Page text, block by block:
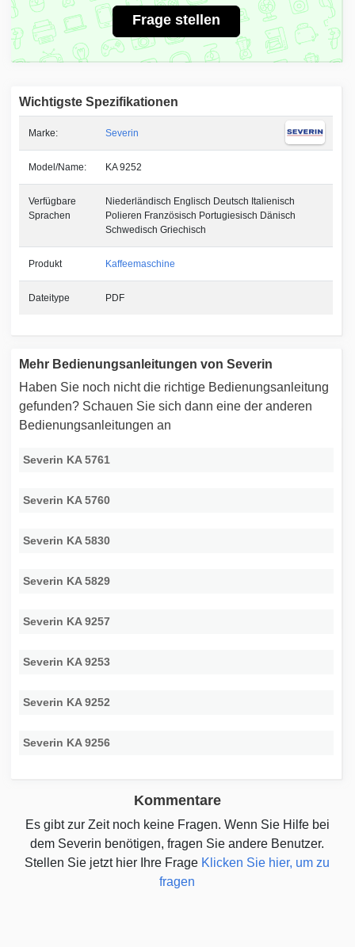
Frage stellen
Wichtigste Spezifikationen
Marke: Severin
Model/Name: KA 9252
Verfügbare
Sprachen
Niederländisch Englisch Deutsch Italienisch
Polieren Französisch Portugiesisch Dänisch
Schwedisch Griechisch
Produkt Kaffeemaschine
Dateitype PDF
Mehr Bedienungsanleitungen von Severin
Haben Sie noch nicht die richtige Bedienungsanleitung
gefunden? Schauen Sie sich dann eine der anderen
Bedienungsanleitungen an
Severin KA 5761
Severin KA 5760
Severin KA 5830
Severin KA 5829
Severin KA 9257
Severin KA 9253
Severin KA 9252
Severin KA 9256
Kommentare
Es gibt zur Zeit noch keine Fragen. Wenn Sie Hilfe bei
dem Severin benötigen, fragen Sie andere Benutzer.
Stellen Sie jetzt hier Ihre Frage Klicken Sie hier, um zu
fragen